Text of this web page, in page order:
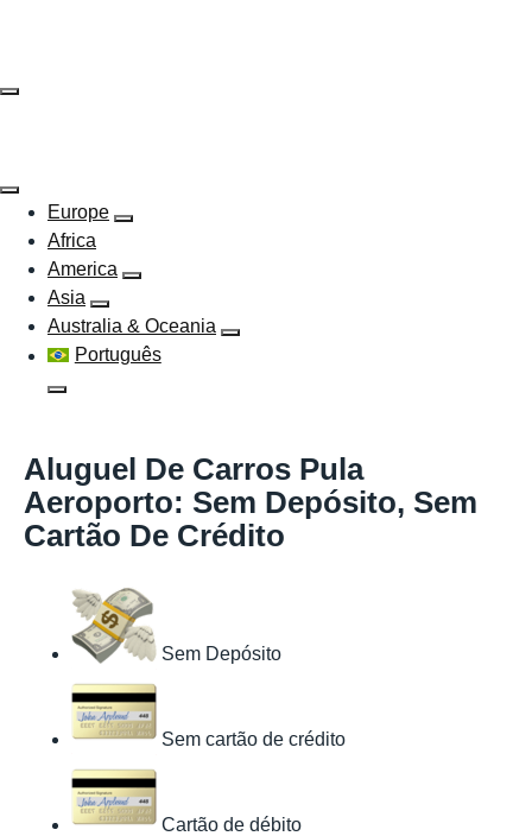
Europe
Africa
America
Asia
Australia & Oceania
Português
Aluguel De Carros Pula
Aeroporto: Sem Depósito, Sem
Cartão De Crédito
Sem Depósito
Sem cartão de crédito
Cartão de débito